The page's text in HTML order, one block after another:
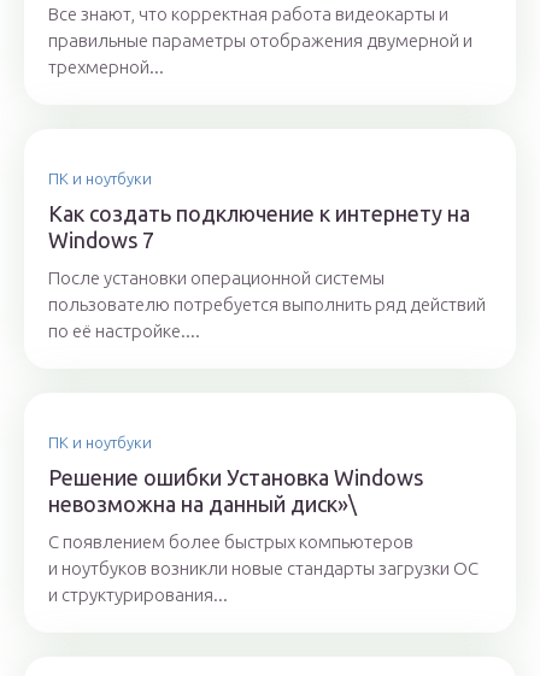
Все знают, что корректная работа видеокарты и
правильные параметры отображения двумерной и
трехмерной...
ПК и ноутбуки
Как создать подключение к интернету на
Windows 7
После установки операционной системы
пользователю потребуется выполнить ряд действий
по её настройке....
ПК и ноутбуки
Решение ошибки Установка Windows
невозможна на данный диск»\
С появлением более быстрых компьютеров
и ноутбуков возникли новые стандарты загрузки ОС
и структурирования...